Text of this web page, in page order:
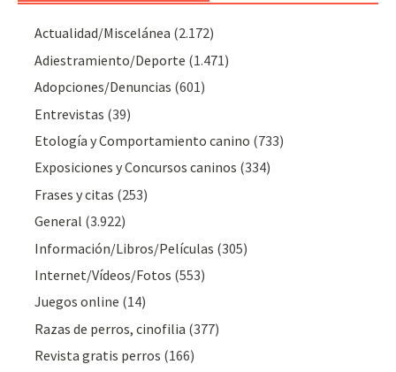
Actualidad/Miscelánea (2.172)
Adiestramiento/Deporte (1.471)
Adopciones/Denuncias (601)
Entrevistas (39)
Etología y Comportamiento canino (733)
Exposiciones y Concursos caninos (334)
Frases y citas (253)
General (3.922)
Información/Libros/Películas (305)
Internet/Vídeos/Fotos (553)
Juegos online (14)
Razas de perros, cinofilia (377)
Revista gratis perros (166)